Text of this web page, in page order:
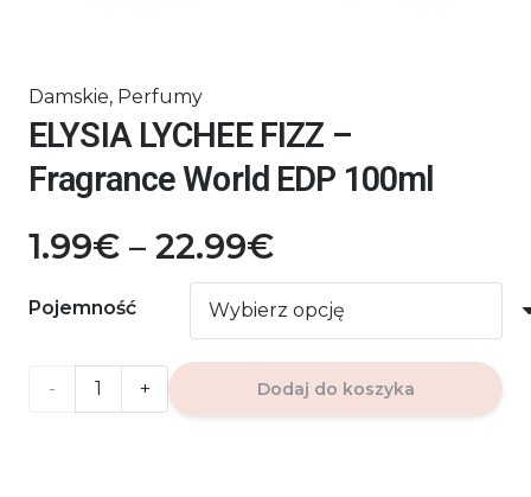
Damskie, Perfumy
ELYSIA LYCHEE FIZZ –
Fragrance World EDP 100ml
1.99€ – 22.99€Zakres
cen:
od
1.99€
do
22.99€
Pojemność
ilość Dodaj do koszyka